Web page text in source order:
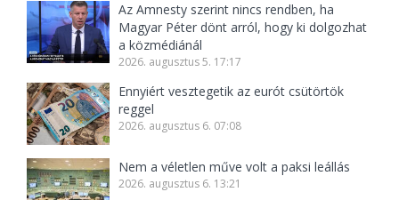
Az Amnesty szerint nincs rendben, ha
Magyar Péter dönt arról, hogy ki dolgozhat
a közmédiánál
2026. augusztus 5. 17:17
Ennyiért vesztegetik az eurót csütörtök
reggel
2026. augusztus 6. 07:08
Nem a véletlen műve volt a paksi leállás
2026. augusztus 6. 13:21